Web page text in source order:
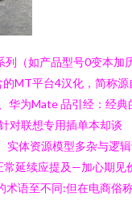
（如产品型号0变本加
MT平台4汉化，简称源
华为Mate 品引经：经典
对联想专用插单本却谈
实体资源模型多杂与逻
延续应提及—加心期见
术语至不同:但在电商俗